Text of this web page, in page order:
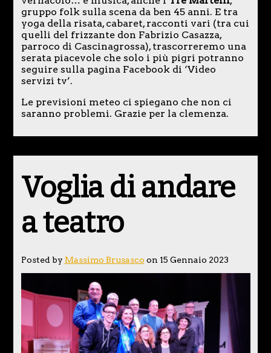
gruppo folk sulla scena da ben 45 anni. E tra
yoga della risata, cabaret, racconti vari (tra cui
quelli del frizzante don Fabrizio Casazza,
parroco di Cascinagrossa), trascorreremo una
serata piacevole che solo i più pigri potranno
seguire sulla pagina Facebook di ‘Video
servizi tv’.
Le previsioni meteo ci spiegano che non ci
saranno problemi. Grazie per la clemenza.
Voglia di andare
a teatro
Posted by Massimo Brusasco on 15 Gennaio 2023